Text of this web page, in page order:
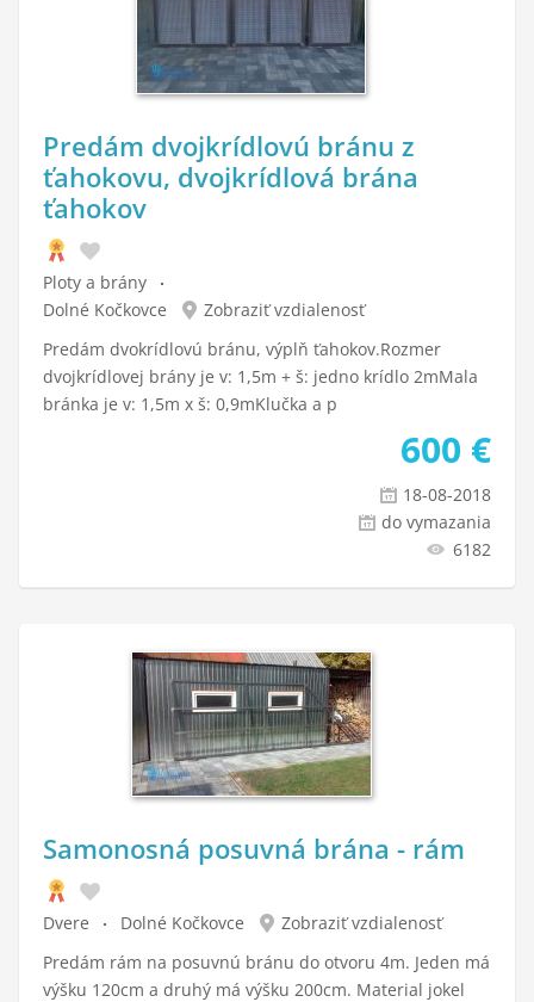
Predám dvojkrídlovú bránu z
ťahokovu, dvojkrídlová brána
ťahokov
Ploty a brány
Dolné Kočkovce
Zobraziť vzdialenosť
Predám dvokrídlovú bránu, výplň ťahokov.Rozmer
dvojkrídlovej brány je v: 1,5m + š: jedno krídlo 2mMala
bránka je v: 1,5m x š: 0,9mKlučka a p
600 €
18-08-2018
do vymazania
6182
Samonosná posuvná brána - rám
Dvere Dolné Kočkovce
Zobraziť vzdialenosť
Predám rám na posuvnú bránu do otvoru 4m. Jeden má
výšku 120cm a druhý má výšku 200cm. Material jokel